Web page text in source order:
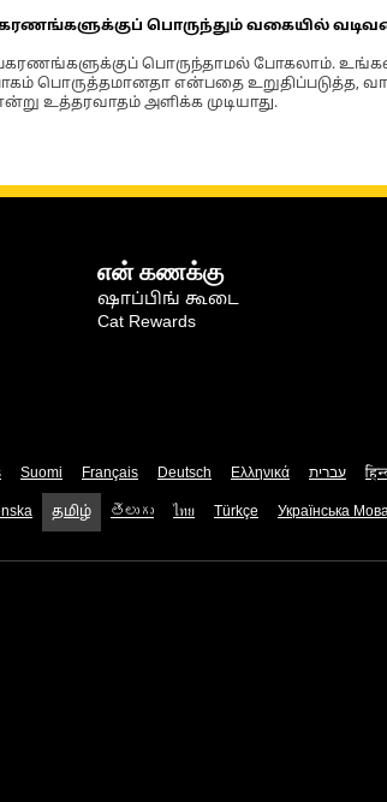
பொருந்தும் வகையில்
பொருந்தாமல் போகலாம்.
பொருத்தமானதா என்பதை உறுதிப்படுத்த,
உத்தரவாதம் அளிக்க முடியாது.
என் கணக்கு
ஷாப்பிங் கூடை
Cat Rewards
Suomi Français Deutsch Ελληνικά עברית
தமிழ் తెలుగు ไทย Türkçe Українська